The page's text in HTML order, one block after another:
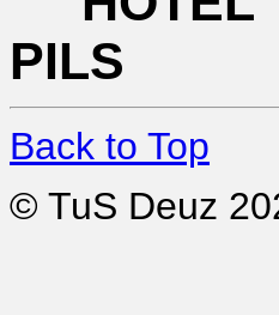
PILS
Back to Top
© TuS Deuz